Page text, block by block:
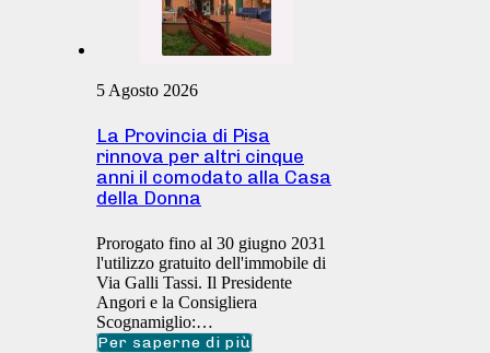
5 Agosto 2026
La Provincia di Pisa
rinnova per altri cinque
anni il comodato alla Casa
della Donna
Prorogato fino al 30 giugno 2031
l'utilizzo gratuito dell'immobile di
Via Galli Tassi. Il Presidente
Angori e la Consigliera
Scognamiglio:…
Per saperne di più